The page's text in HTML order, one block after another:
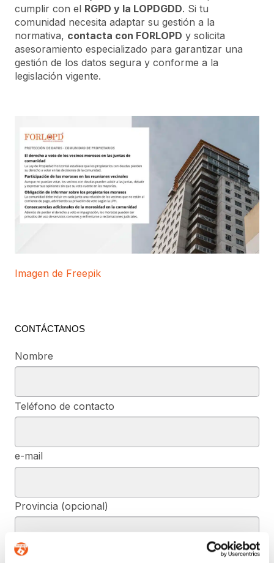
cumplir con el RGPD y la LOPDGDD. Si tu
comunidad necesita adaptar su gestión a la
normativa, contacta con FORLOPD y solicita
asesoramiento especializado para garantizar una
gestión de los datos segura y conforme a la
legislación vigente.
Imagen de Freepik
CONTÁCTANOS
Nombre
Teléfono de contacto
e-mail
Provincia (opcional)
Mensaje (opcional)